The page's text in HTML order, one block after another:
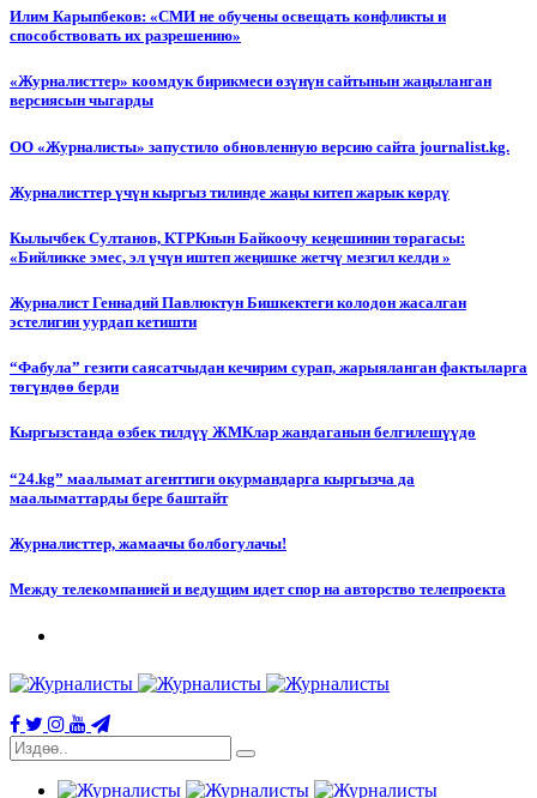
Илим Карыпбеков: «СМИ не обучены освещать конфликты и
способствовать их разрешению»
«Журналисттер» коомдук бирикмеси өзүнүн сайтынын жаңыланган
версиясын чыгарды
ОО «Журналисты» запустило обновленную версию сайта journalist.kg.
Журналисттер үчүн кыргыз тилинде жаңы китеп жарык көрдү
Кылычбек Султанов, КТРКнын Байкоочу кеңешинин төрагасы:
«Бийликке эмес, эл үчүн иштеп жеңишке жетчү мезгил келди »
Журналист Геннадий Павлюктун Бишкектеги колодон жасалган
эстелигин уурдап кетишти
“Фабула” гезити саясатчыдан кечирим сурап, жарыяланган фактыларга
төгүндөө берди
Кыргызстанда өзбек тилдүү ЖМКлар жандаганын белгилешүүдө
“24.kg” маалымат агенттиги окурмандарга кыргызча да
маалыматтарды бере баштайт
Журналисттер, жамаачы болбогулачы!
Между телекомпанией и ведущим идет спор на авторство телепроекта